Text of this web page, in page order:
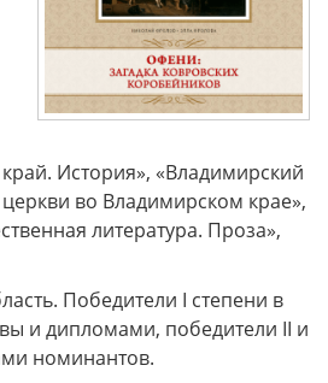
Музей "Усадьба двух
История», «Владимирский
во Владимирском крае»,
литература. Проза»,
Победители I степени в
и дипломами, победители II и
номинантов.